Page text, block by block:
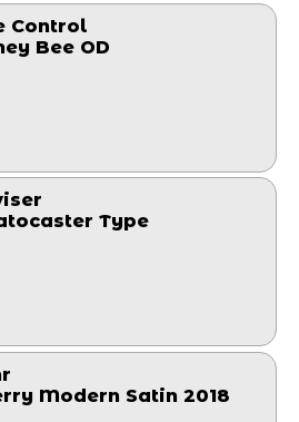
Control
Bee OD
Type
Modern Satin 2018